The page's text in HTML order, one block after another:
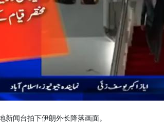
新闻台拍下伊朗外长降落画面。